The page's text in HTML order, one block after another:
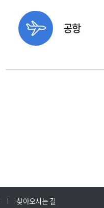
공항
찾아오시는 길